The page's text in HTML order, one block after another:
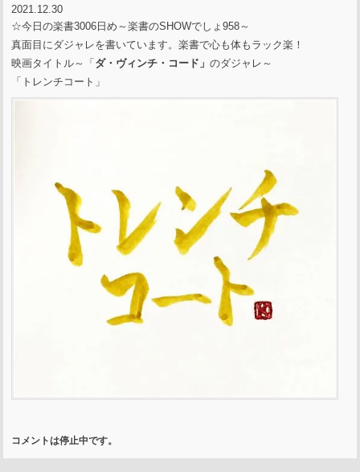
2021.12.30
☆今日の楽書3006日め～楽書のSHOWでしょ958～
真面目にダジャレを書いています。楽書で心も体もラック楽！
映画タイトル～「ダ・ヴィンチ・コード」のダジャレ～
「トレンチコート」
コメントは停止中です。